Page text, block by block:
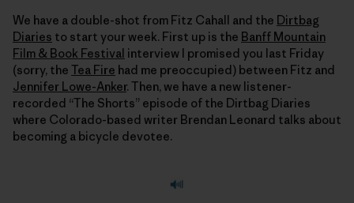
We have a double-shot from Fitz Cahall and the Dirtbag
Diaries to start your week. First up is the Banff Mountain
Film & Book Festival interview I promised you last Friday
(sorry, the Tea Fire had me preoccupied) between Fitz and
Jennifer Lowe-Anker. Then, we have a new listener-
recorded “The Shorts” episode of the Dirtbag Diaries
where Colorado-based writer Brendan Leonard talks about
becoming a bicycle devotee.